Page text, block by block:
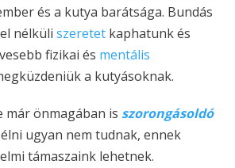
és a kutya barátsága. Bundás
nélküli szeretet kaphatunk és
fizikai és mentális
a kutyásoknak.
már önmagában is szorongásoldó
ugyan nem tudnak, ennek
támaszaink lehetnek.